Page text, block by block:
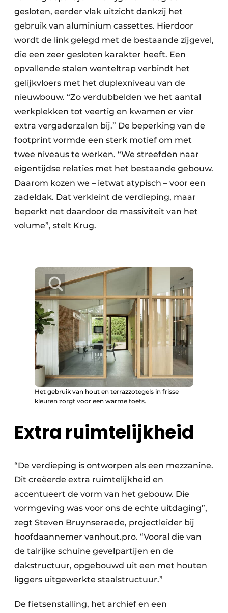
gesloten, eerder vlak uitzicht dankzij het
gebruik van aluminium cassettes. Hierdoor
wordt de link gelegd met de bestaande zijgevel,
die een zeer gesloten karakter heeft. Een
opvallende stalen wenteltrap verbindt het
gelijkvloers met het duplexniveau van de
nieuwbouw. “Zo verdubbelden we het aantal
werkplekken tot veertig en kwamen er vier
extra vergaderzalen bij.” De beperking van de
footprint vormde een sterk motief om met
twee niveaus te werken. “We streefden naar
eigentijdse relaties met het bestaande gebouw.
Daarom kozen we – ietwat atypisch – voor een
zadeldak. Dat verkleint de verdieping, maar
beperkt net daardoor de massiviteit van het
volume”, stelt Krug.
Het gebruik van hout en terrazzotegels in frisse
kleuren zorgt voor een warme toets.
Extra ruimtelijkheid
“De verdieping is ontworpen als een mezzanine.
Dit creëerde extra ruimtelijkheid en
accentueert de vorm van het gebouw. Die
vormgeving was voor ons de echte uitdaging”,
zegt Steven Bruynseraede, projectleider bij
hoofdaannemer vanhout.pro. “Vooral die van
de talrijke schuine gevelpartijen en de
dakstructuur, opgebouwd uit een met houten
liggers uitgewerkte staalstructuur.”
De fietsenstalling, het archief en een